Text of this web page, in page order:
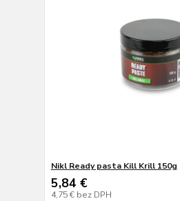
Nikl Ready pasta Kill Krill 150g
5,84 €
4,75 € bez DPH